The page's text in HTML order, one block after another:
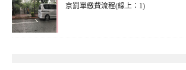
京罰單繳費流程(線上：1)